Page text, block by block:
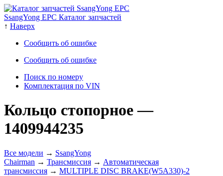
SsangYong EPC Каталог запчастей
↑ Наверх
Сообщить об ошибке
Сообщить об ошибке
Поиск по номеру
Комплектация по VIN
Кольцо стопорное—
1409944235
Все модели → SsangYong
Chairman → Трансмиссия → Автоматическая
трансмиссия → MULTIPLE DISC BRAKE(W5A330)-2